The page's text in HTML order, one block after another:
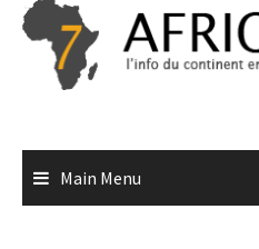
Skip
content
Main Menu